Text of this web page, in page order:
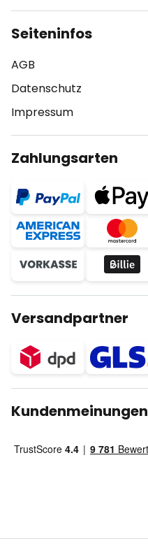
Seiteninfos
AGB
Datenschutz
Impressum
Zahlungsarten
Versandpartner
Kundenmeinungen